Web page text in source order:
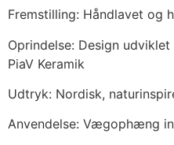
Fremstilling: Håndlavet og
Oprindelse: Design
PiaV Keramik
Udtryk: Nordisk,
Anvendelse: Vægophæng